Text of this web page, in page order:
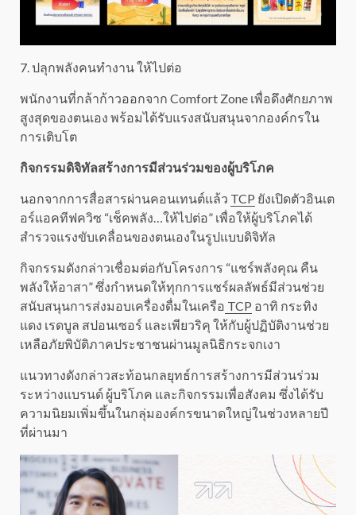
7. ปลุกพลังคนทำงาน ให้ไปต่อ
พนักงานที่กล้าก้าวออกจาก Comfort Zone เพื่อดึงศักยภาพ
สูงสุดของตนเอง พร้อมได้รับแรงสนับสนุนจากองค์กรใน
การเติบโต
กิจกรรมดิจิทัลสร้างการมีส่วนร่วมของผู้บริโภค
นอกจากการสื่อสารผ่านคอนเทนต์แล้ว TCP ยังเปิดตัวอินเต
อร์แอคทีฟควิซ “เช็คพลัง…ให้ไปต่อ” เพื่อให้ผู้บริโภคได้
สำรวจแรงขับเคลื่อนของตนเองในรูปแบบดิจิทัล
กิจกรรมดังกล่าวเชื่อมต่อกับโครงการ “แชร์พลังคุณ คืน
พลังให้อาสา” ซึ่งกำหนดให้ทุกการแชร์ผลลัพธ์มีส่วนช่วย
สนับสนุนการส่งมอบเครื่องดื่มในเครือ TCP อาทิ กระทิง
แดง เรดบูล สปอนเซอร์ และเพียวริคุ ให้กับผู้ปฏิบัติงานช่วย
เหลือภัยพิบัติภาคประชาชนผ่านมูลนิธิกระจกเงา
แนวทางดังกล่าวสะท้อนกลยุทธ์การสร้างการมีส่วนร่วม
ระหว่างแบรนด์ ผู้บริโภค และกิจกรรมเพื่อสังคม ซึ่งได้รับ
ความนิยมเพิ่มขึ้นในกลุ่มองค์กรขนาดใหญ่ในช่วงหลายปี
ที่ผ่านมา